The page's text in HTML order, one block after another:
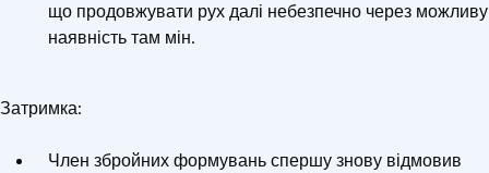
що продовжувати рух далі небезпечно через можливу
наявність там мін.
Затримка:
Член збройних формувань спершу знову відмовив